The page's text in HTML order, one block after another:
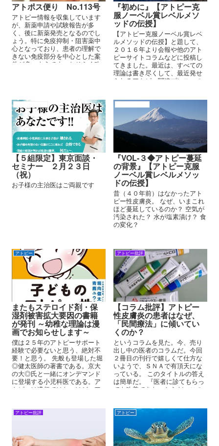
アトポス便り No.113号
アトピー情報を収集しています
が、新薬申請や試験報告が多
く、後に新薬発売となるのでし
ょう。特に免疫抑制・阻害薬中
心となっており、患者の理解で
きない免疫部分を中心とした案
件が多いようです。おそらく改
メカニズムも全く理解していな
いのでしょう。
『初めに』【アトピー克
服ノーベル賞レベルメソ
ッドの伝授】
【アトピー克服ノーベル賞レベ
ルメソッドの伝授】と題して、
２０１６年より会報や他のアト
ピーサイトコラムなどに投稿し
てきました。最近は、すべての
理論は書き尽くして、最近発せ
られるアトピー関連プレスへの
ました。お子様の克服のための
参考となれば幸いです。
【５組限定】東京面談・
セミナー ２月２３日
（祝）
お子様の主治医はご両親です
『VOL-３◆アトピー蔓延
の背景』【アトピー克服
ノーベル賞レベルメソッ
ドの伝授】
昔（４０年前）はなかったアト
ピー性皮膚炎。 なぜ、いまこれ
ほど蔓延しているのか？ 空気が
汚染された？ 水が塩素漬け？ 食
の変化？
アトピー
またもステロイド剤・保
湿剤被害拡大要因の書籍
が発刊 ～幼稚な理論は漫
画でお知らせします～
僕は２５年のアトピーサポート
経験で必要ないと思う、絶対不
要！と思う。 先般も登場した堀
◎健太医師の著書である。京大
の大◎氏と一緒にオンデマンド
に登場する小児科医である。ア
トピーは遺伝ではないけど、ア
出ない著書である。
アトピー批評
【コラム批評】アトピー
性皮膚炎の患者はなぜ、
「民間療法」に傾いてい
くのか？
というコラムを見た。今、売り
出し中の医者のコラムだ。今回
２冊目の刊行で嬉しくて仕方な
いようで、ＳＮＡで有頂天にな
っている。 このタイトルの答え
は簡単だ。 『医者に診てもらっ
ても改善できないからだ』この
アトピー批評 アトピー